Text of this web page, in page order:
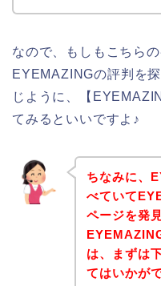
なので、もしもこちら
EYEMAZINGの評判を
じように、【
てみるといいですよ♪
ちなみに、
べていて
ページを発
は、まずは
てはいかが